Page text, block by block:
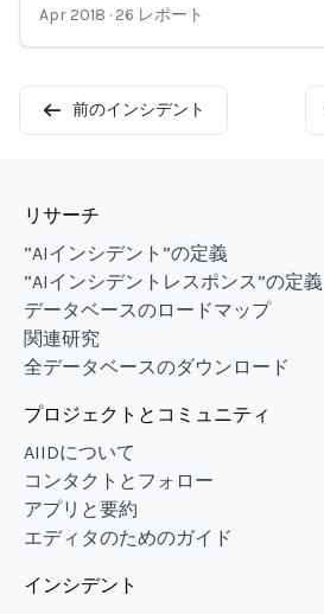
Apr 2018 · 26 レポート
前のインシデント
リサーチ
“AIインシデント”の定義
“AIインシデントレスポンス”の定義
データベースのロードマップ
関連研究
全データベースのダウンロード
プロジェクトとコミュニティ
AIIDについて
コンタクトとフォロー
アプリと要約
エディタのためのガイド
インシデント